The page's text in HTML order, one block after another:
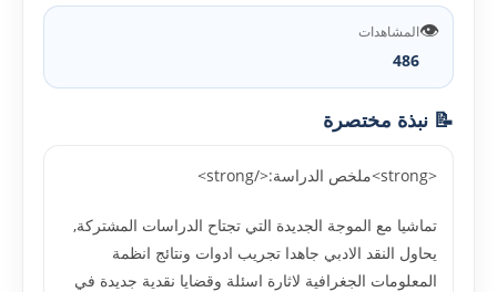
👁️المشاهدات
486
📝 نبذة مختصرة
<strong>ملخص الدراسة:</strong>
تماشيا مع الموجة الجديدة التي تجتاح الدراسات المشتركة,
يحاول النقد الادبي جاهدا تجريب ادوات ونتائج انظمة
المعلومات الجغرافية لاثارة اسئلة وقضايا نقدية جديدة في